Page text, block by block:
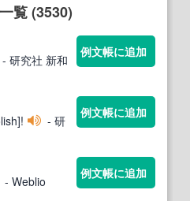
覧 (3530)
- 研究社 新和
例文帳に追加
- 研
例文帳に追加
- Weblio
例文帳に追加